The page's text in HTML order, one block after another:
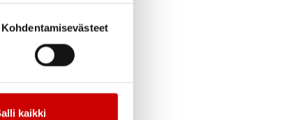
Kohdentamisevästeet
kaikki